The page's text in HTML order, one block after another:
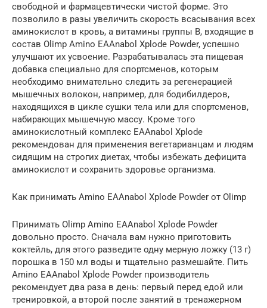
свободной и фармацевтически чистой форме. Это
позволило в разы увеличить скорость всасывания всех
аминокислот в кровь, а витамины группы В, входящие в
состав Olimp Amino EAAnabol Xplode Powder, успешно
улучшают их усвоение. Разрабатывалась эта пищевая
добавка специально для спортсменов, которым
необходимо внимательно следить за регенерацией
мышечных волокон, например, для бодибилдеров,
находящихся в цикле сушки тела или для спортсменов,
набирающих мышечную массу. Кроме того
аминокислотный комплекс EAAnabol Xplode
рекомендован для применения вегетарианцам и людям
сидящим на строгих диетах, чтобы избежать дефицита
аминокислот и сохранить здоровье организма.
Как принимать Amino EAAnabol Xplode Powder от Olimp
Принимать Olimp Amino EAAnabol Xplode Powder
довольно просто. Сначала вам нужно приготовить
коктейль, для этого разведите одну мерную ложку (13 г)
порошка в 150 мл воды и тщательно размешайте. Пить
Amino EAAnabol Xplode Powder производитель
рекомендует два раза в день: первый перед едой или
тренировкой, а второй после занятий в тренажерном